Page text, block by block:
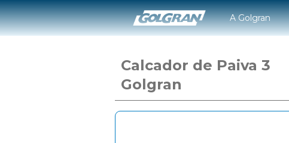
A Golgran
Calcador de Paiva 3
Golgran